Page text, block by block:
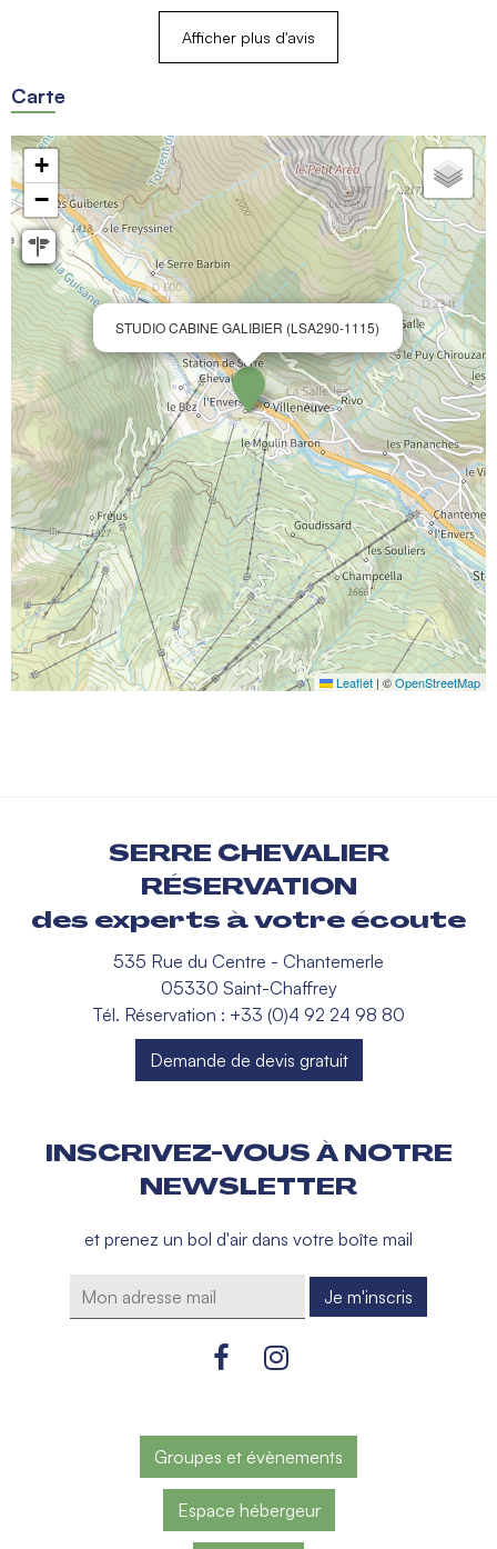
Afficher plus d'avis
Carte
STUDIO CABINE GALIBIER (LSA290-1115)
+
−
Leaflet | ©OpenStreetMap
SERRE CHEVALIER
RÉSERVATION
des experts à votre écoute
535 Rue du Centre - Chantemerle
05330 Saint-Chaffrey
Tél. Réservation : +33 (0)4 92 24 98 80
Demande de devis gratuit
INSCRIVEZ-VOUS À NOTRE
NEWSLETTER
et prenez un bol d'air dans votre boîte mail
Groupes et évènements
Espace hébergeur